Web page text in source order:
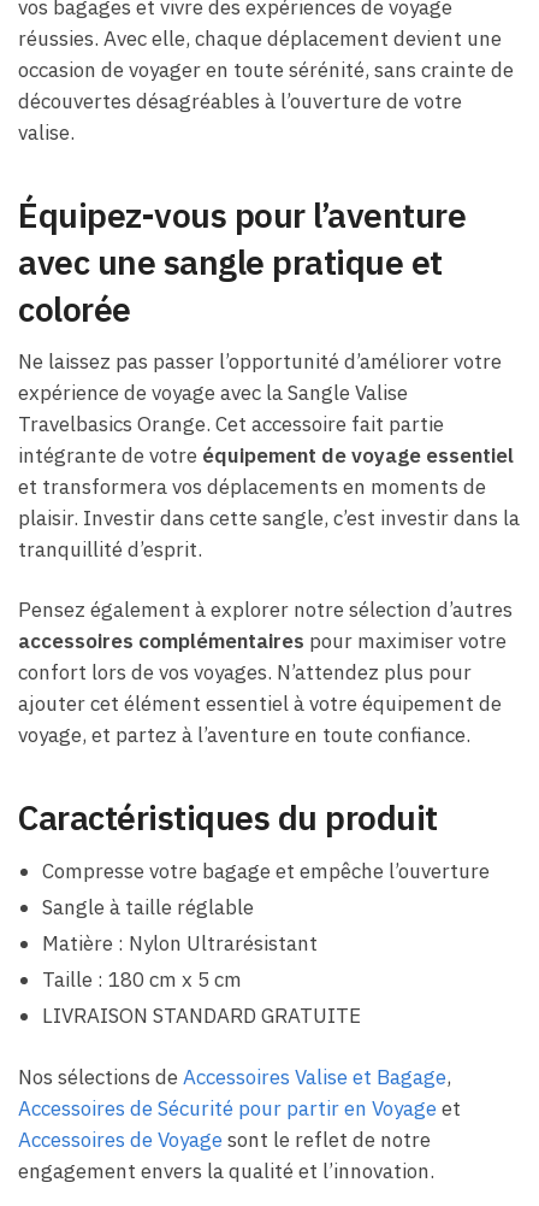
vos bagages et vivre des expériences de voyage
réussies. Avec elle, chaque déplacement devient une
occasion de voyager en toute sérénité, sans crainte de
découvertes désagréables à l’ouverture de votre
valise.
Équipez-vous pour l’aventure
avec une sangle pratique et
colorée
Ne laissez pas passer l’opportunité d’améliorer votre
expérience de voyage avec la Sangle Valise
Travelbasics Orange. Cet accessoire fait partie
intégrante de votre équipement de voyage essentiel
et transformera vos déplacements en moments de
plaisir. Investir dans cette sangle, c’est investir dans la
tranquillité d’esprit.
Pensez également à explorer notre sélection d’autres
accessoires complémentaires pour maximiser votre
confort lors de vos voyages. N’attendez plus pour
ajouter cet élément essentiel à votre équipement de
voyage, et partez à l’aventure en toute confiance.
Caractéristiques du produit
Compresse votre bagage et empêche l’ouverture
Sangle à taille réglable
Matière : Nylon Ultrarésistant
Taille : 180 cm x 5 cm
LIVRAISON STANDARD GRATUITE
Nos sélections deAccessoires Valise et Bagage,
Accessoires de Sécurité pour partir en Voyageet
Accessoires de Voyagesont le reflet de notre
engagement envers la qualité et l’innovation.